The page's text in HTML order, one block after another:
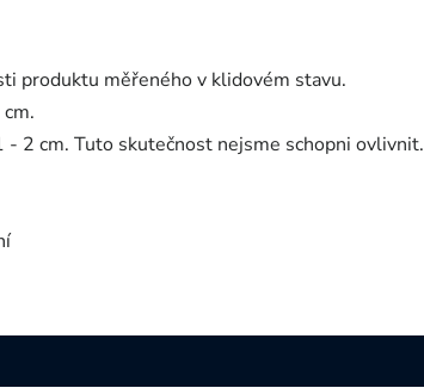
produktu měřeného v klidovém stavu.
2 cm. Tuto skutečnost nejsme schopni ovlivnit.